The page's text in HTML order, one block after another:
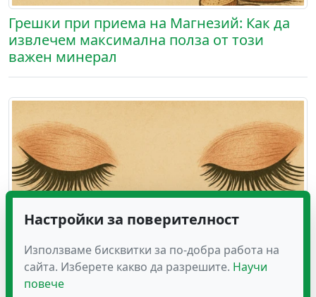
Грешки при приема на Магнезий: Как да
извлечем максимална полза от този
важен минерал
Настройки за поверителност
Използваме бисквитки за по-добра работа на
сайта. Изберете какво да разрешите. Научи
повече